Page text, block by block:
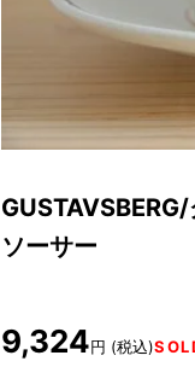
ソーサー
9,324円 (税込)